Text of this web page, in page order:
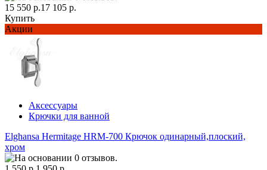
15 550 р.17 105 р.
Купить
Акции
Аксессуары
Крючки для ванной
Elghansa Hermitage HRM-700 Крючок одинарный,плоский,
хром